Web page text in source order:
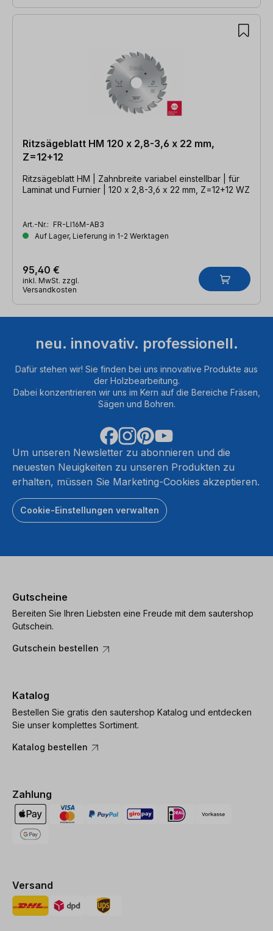
Ritzsägeblatt HM 120 x 2,8-3,6 x 22 mm,
Z=12+12
Ritzsägeblatt HM | Zahnbreite variabel einstellbar | für
Laminat und Furnier | 120 x 2,8-3,6 x 22 mm, Z=12+12 WZ
Art.-Nr.: FR-LI16M-AB3
Auf Lager, Lieferung in 1-2 Werktagen
95,40 €
inkl. MwSt. zzgl.
Versandkosten
neu. innovativ. professionell.
Dafür stehen wir! Sie finden bei uns innovative Produkte aus
der Holzbearbeitung.
Dabei konzentrieren wir uns im Kern auf die Bereiche Fräsen,
Sägen und Bohren.
Um unseren Newsletter zu abonnieren und die
neuesten Neuigkeiten zu unseren Produkten zu
erhalten, müssen Sie Marketing-Cookies akzeptieren.
Cookie-Einstellungen verwalten
Gutscheine
Bereiten Sie Ihren Liebsten eine Freude mit dem sautershop
Gutschein.
Gutschein bestellen
Katalog
Bestellen Sie gratis den sautershop Katalog und entdecken
Sie unser komplettes Sortiment.
Katalog bestellen
Zahlung
Versand